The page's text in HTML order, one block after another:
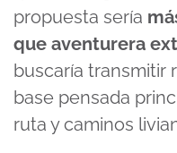
propuesta sería
que aventurera
buscaría transmitir
base pensada
ruta y caminos